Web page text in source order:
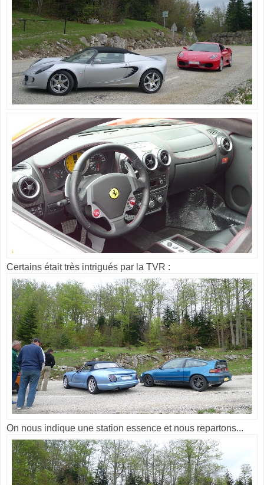
Certains était très intrigués par la TVR :
On nous indique une station essence et nous repartons...